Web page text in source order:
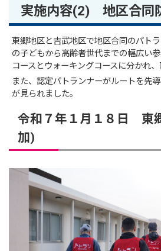
実施内容(2) 地区合同
東郷地区と吉武地区で地区合同のパト
の子どもから高齢者世代までの幅広い
コースとウォーキングコースに分かれ、
また、認定パトランナーがルートを先
が見られました。
令和７年１月１８日 東
加)